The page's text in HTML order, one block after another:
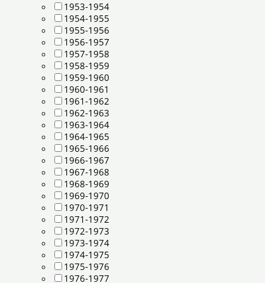
1953-1954
1954-1955
1955-1956
1956-1957
1957-1958
1958-1959
1959-1960
1960-1961
1961-1962
1962-1963
1963-1964
1964-1965
1965-1966
1966-1967
1967-1968
1968-1969
1969-1970
1970-1971
1971-1972
1972-1973
1973-1974
1974-1975
1975-1976
1976-1977